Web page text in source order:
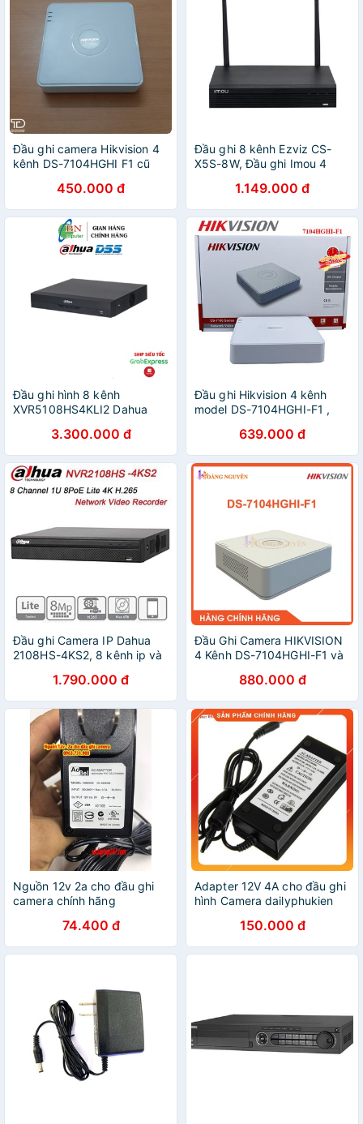
Đầu ghi camera Hikvision 4
kênh DS-7104HGHI F1 cũ
TURBO HD 3.0
450.000 đ
Đầu ghi 8 kênh Ezviz CS-
X5S-8W, Đầu ghi Imou 4
, NVR1104HS , NVR1108HS
1.149.000 đ
Đầu ghi hình 8 kênh
XVR5108HS4KLI2 Dahua
3.300.000 đ
Đầu ghi Hikvision 4 kênh
model DS-7104HGHI-F1 ,
639.000 đ
Đầu ghi Camera IP Dahua
2108HS-4KS2, 8 kênh ip và
Chính hãng DSS
1.790.000 đ
Đầu Ghi Camera HIKVISION
4 Kênh DS-7104HGHI-F1 và
8 kênh DS-7108HGHI-F1 -
Hàng Chính Hãng
880.000 đ
Nguồn 12v 2a cho đầu ghi
camera chính hãng
74.400 đ
Adapter 12V 4A cho đầu ghi
hình Camera dailyphukien
150.000 đ